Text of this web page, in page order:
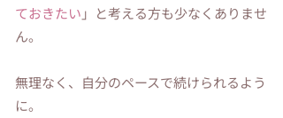
ておきたい 」と考える方も少なくありませ
ん。
無理なく、自分のペースで続けられるよう
に。